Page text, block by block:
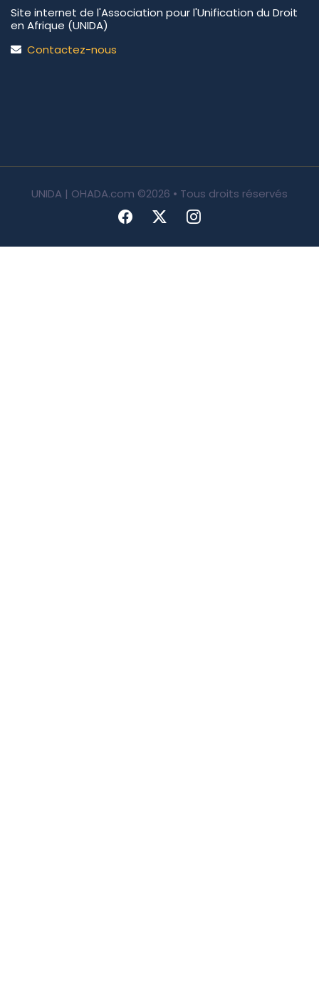
Site internet de l'Association pour l'Unification du Droit
en Afrique (UNIDA)
Contactez-nous
UNIDA | OHADA.com ©2026 • Tous droits réservés